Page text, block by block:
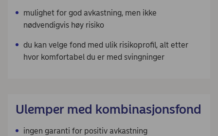
mulighet for god avkastning, men ikke
nødvendigvis høy risiko
du kan velge fond med ulik risikoprofil, alt etter
hvor komfortabel du er med svingninger
Ulemper med kombinasjonsfond
ingen garanti for positiv avkastning